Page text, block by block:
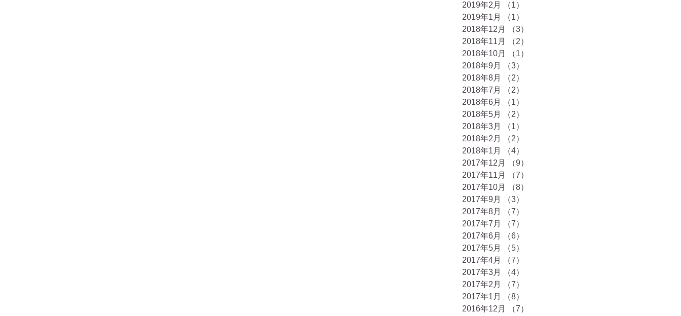
2019年2月
（1）
2019年1月
（1）
2018年12月
（3）
2018年11月
（2）
2018年10月
（1）
2018年9月
（3）
2018年8月
（2）
2018年7月
（2）
2018年6月
（1）
2018年5月
（2）
2018年3月
（1）
2018年2月
（2）
2018年1月
（4）
2017年12月
（9）
2017年11月
（7）
2017年10月
（8）
2017年9月
（3）
2017年8月
（7）
2017年7月
（7）
2017年6月
（6）
2017年5月
（5）
2017年4月
（7）
2017年3月
（4）
2017年2月
（7）
2017年1月
（8）
2016年12月
（7）